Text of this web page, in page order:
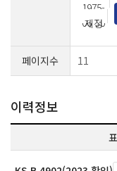
1975-
06-30
제정
페이지수 11
이력정보